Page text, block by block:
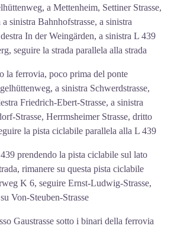
a Mettenheim, Settiner Strasse,
a sinistra Bahnhofstrasse, a sinistra
In der Weingärden, a sinistra L 439
seguire la strada parallela alla strada
la ferrovia, poco prima del ponte
a sinistra Schwerdstrasse,
Friedrich-Ebert-Strasse, a sinistra
Strasse, Herrmsheimer Strasse, dritto
la pista ciclabile parallela alla L 439
prendendo la pista ciclabile sul lato
rimanere su questa pista ciclabile
K 6, seguire Ernst-Ludwig-Strasse,
Von-Steuben-Strasse
Gaustrasse sotto i binari della ferrovia